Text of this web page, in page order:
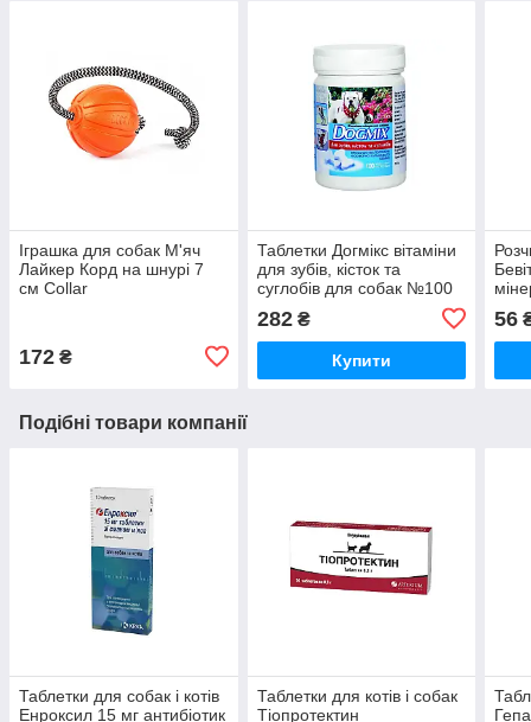
Іграшка для собак М'яч
Лайкер Корд на шнурі 7
см Collar
172 ₴
Таблетки Догмікс вітаміни
для зубів, кісток та
суглобів для собак №100
282₴
Купити
56
Подібні товари компанії
Таблетки для собак і котів
Енроксил 15 мг антибіотик
Таблетки для котів і собак
Тіопротектин